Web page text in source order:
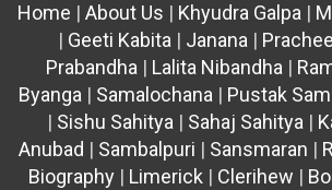
Home | About Us | Khyudra Galpa |
| Geeti Kabita| Janana|
Prabandha| Lalita Nibandha|
Byanga| Samalochana| Pustak
| Sishu Sahitya| Sahaj Sahitya|
Anubad | Sambalpuri | Sansmaran |
Biography| Limerick| Clerihew |